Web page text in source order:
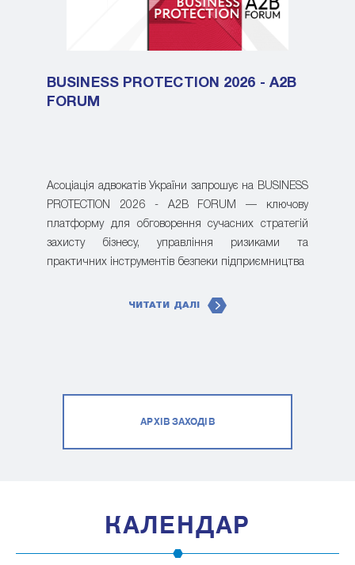
BUSINESS PROTECTION 2026 - A2B
FORUM
Асоціація адвокатів України запрошує на BUSINESS
PROTECTION 2026 - A2B FORUM — ключову
платформу для обговорення сучасних стратегій
захисту бізнесу, управління ризиками та
практичних інструментів безпеки підприємництва
ЧИТАТИ ДАЛІ
АРХІВ ЗАХОДІВ
КАЛЕНДАР